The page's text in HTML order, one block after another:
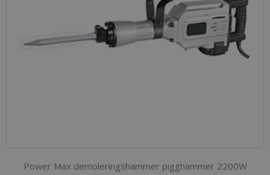
Power Max demoleringshammer pigghammer 2200W